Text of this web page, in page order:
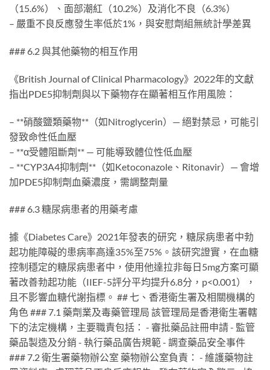
（15.6%）、面部潮紅（10.2%）及消化不良（6.3%）
– 嚴重不良反應發生率低於1%，與安慰劑組無統計學差異
### 6.2 與其他藥物的相互作用
《British Journal of Clinical Pharmacology》2022年的文獻
指出PDE5抑制劑與以下藥物存在顯著相互作用風險：
– **硝酸鹽類藥物**（如Nitroglycerin）— 絕對禁忌，可能引
發致命性低血壓
– **α受體阻斷劑** — 可能導致體位性低血壓
– **CYP3A4抑制劑**（如Ketoconazole、Ritonavir）— 會增
加PDE5抑制劑血藥濃度，需調整劑量
### 6.3 糖尿病患者的用藥考慮
據《Diabetes Care》2021年發表的研究，糖尿病患者中勃
起功能障礙的患病率高達35%至75%。該研究證實，在血糖
控制穩定的糖尿病患者中，使用他達拉非每日5mg方案可顯
著改善勃起功能（IIEF-5評分平均提升6.8分，p<0.001），
且不影響血糖代謝指標。 ## 七、香港衛生署及相關機構的
角色 ### 7.1 藥劑業及毒藥管理局 該管理局是香港衛生署轄
下的法定機構，主要職責包括： - 審批藥品註冊申請 - 監管
藥品製造及分銷 - 執行藥品廣告規範 - 調查藥品安全事件
### 7.2 衛生署藥物辦公室 藥物辦公室負責： - 維護藥物註